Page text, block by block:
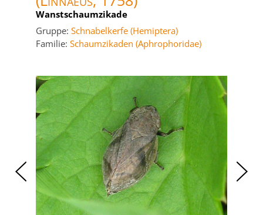
Wanstschaumzikade
Gruppe: Schnabelkerfe (Hemiptera)
Familie: Schaumzikaden (Aphrophoridae)
‹